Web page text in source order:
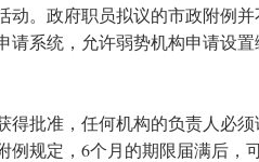
动。政府职员拟议的市政附例
请系统，允许弱势机构申请设
得批准，任何机构的负责人必
例规定，6个月的期限届满后，